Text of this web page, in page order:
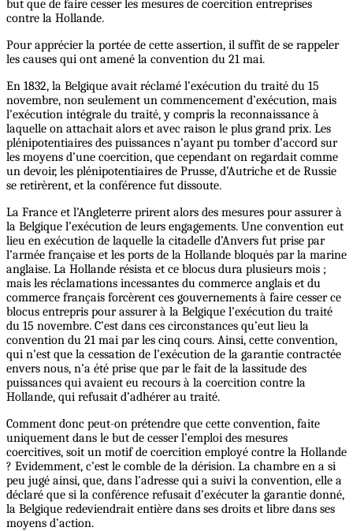
but que de faire cesser les mesures de coercition entreprises
contre la Hollande.
Pour apprécier la portée de cette assertion, il suffit de se rappeler
les causes qui ont amené la convention du 21 mai.
En 1832, la Belgique avait réclamé l’exécution du traité du 15
novembre, non seulement un commencement d’exécution, mais
l’exécution intégrale du traité, y compris la reconnaissance à
laquelle on attachait alors et avec raison le plus grand prix. Les
plénipotentiaires des puissances n’ayant pu tomber d’accord sur
les moyens d’une coercition, que cependant on regardait comme
un devoir, les plénipotentiaires de Prusse, d’Autriche et de Russie
se retirèrent, et la conférence fut dissoute.
La France et l’Angleterre prirent alors des mesures pour assurer à
la Belgique l’exécution de leurs engagements. Une convention eut
lieu en exécution de laquelle la citadelle d’Anvers fut prise par
l’armée française et les ports de la Hollande bloqués par la marine
anglaise. La Hollande résista et ce blocus dura plusieurs mois ;
mais les réclamations incessantes du commerce anglais et du
commerce français forcèrent ces gouvernements à faire cesser ce
blocus entrepris pour assurer à la Belgique l’exécution du traité
du 15 novembre. C’est dans ces circonstances qu’eut lieu la
convention du 21 mai par les cinq cours. Ainsi, cette convention,
qui n’est que la cessation de l’exécution de la garantie contractée
envers nous, n’a été prise que par le fait de la lassitude des
puissances qui avaient eu recours à la coercition contre la
Hollande, qui refusait d’adhérer au traité.
Comment donc peut-on prétendre que cette convention, faite
uniquement dans le but de cesser l’emploi des mesures
coercitives, soit un motif de coercition employé contre la Hollande
? Evidemment, c’est le comble de la dérision. La chambre en a si
peu jugé ainsi, que, dans l’adresse qui a suivi la convention, elle a
déclaré que si la conférence refusait d’exécuter la garantie donné,
la Belgique redeviendrait entière dans ses droits et libre dans ses
moyens d’action.